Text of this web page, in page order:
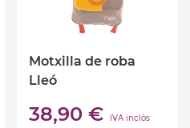
Motxilla de roba
Lleó
38,90 € IVA inclòs